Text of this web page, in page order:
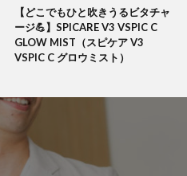
【どこでもひと吹きうるビタチャ
ージ💪】SPICARE V3 VSPIC C
GLOW MIST（スピケア V3
VSPIC C グロウミスト）